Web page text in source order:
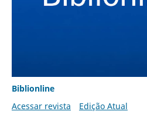
Biblionline
Acessar revista
Edição Atual